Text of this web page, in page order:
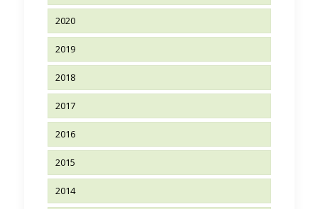
2020
2019
2018
2017
2016
2015
2014